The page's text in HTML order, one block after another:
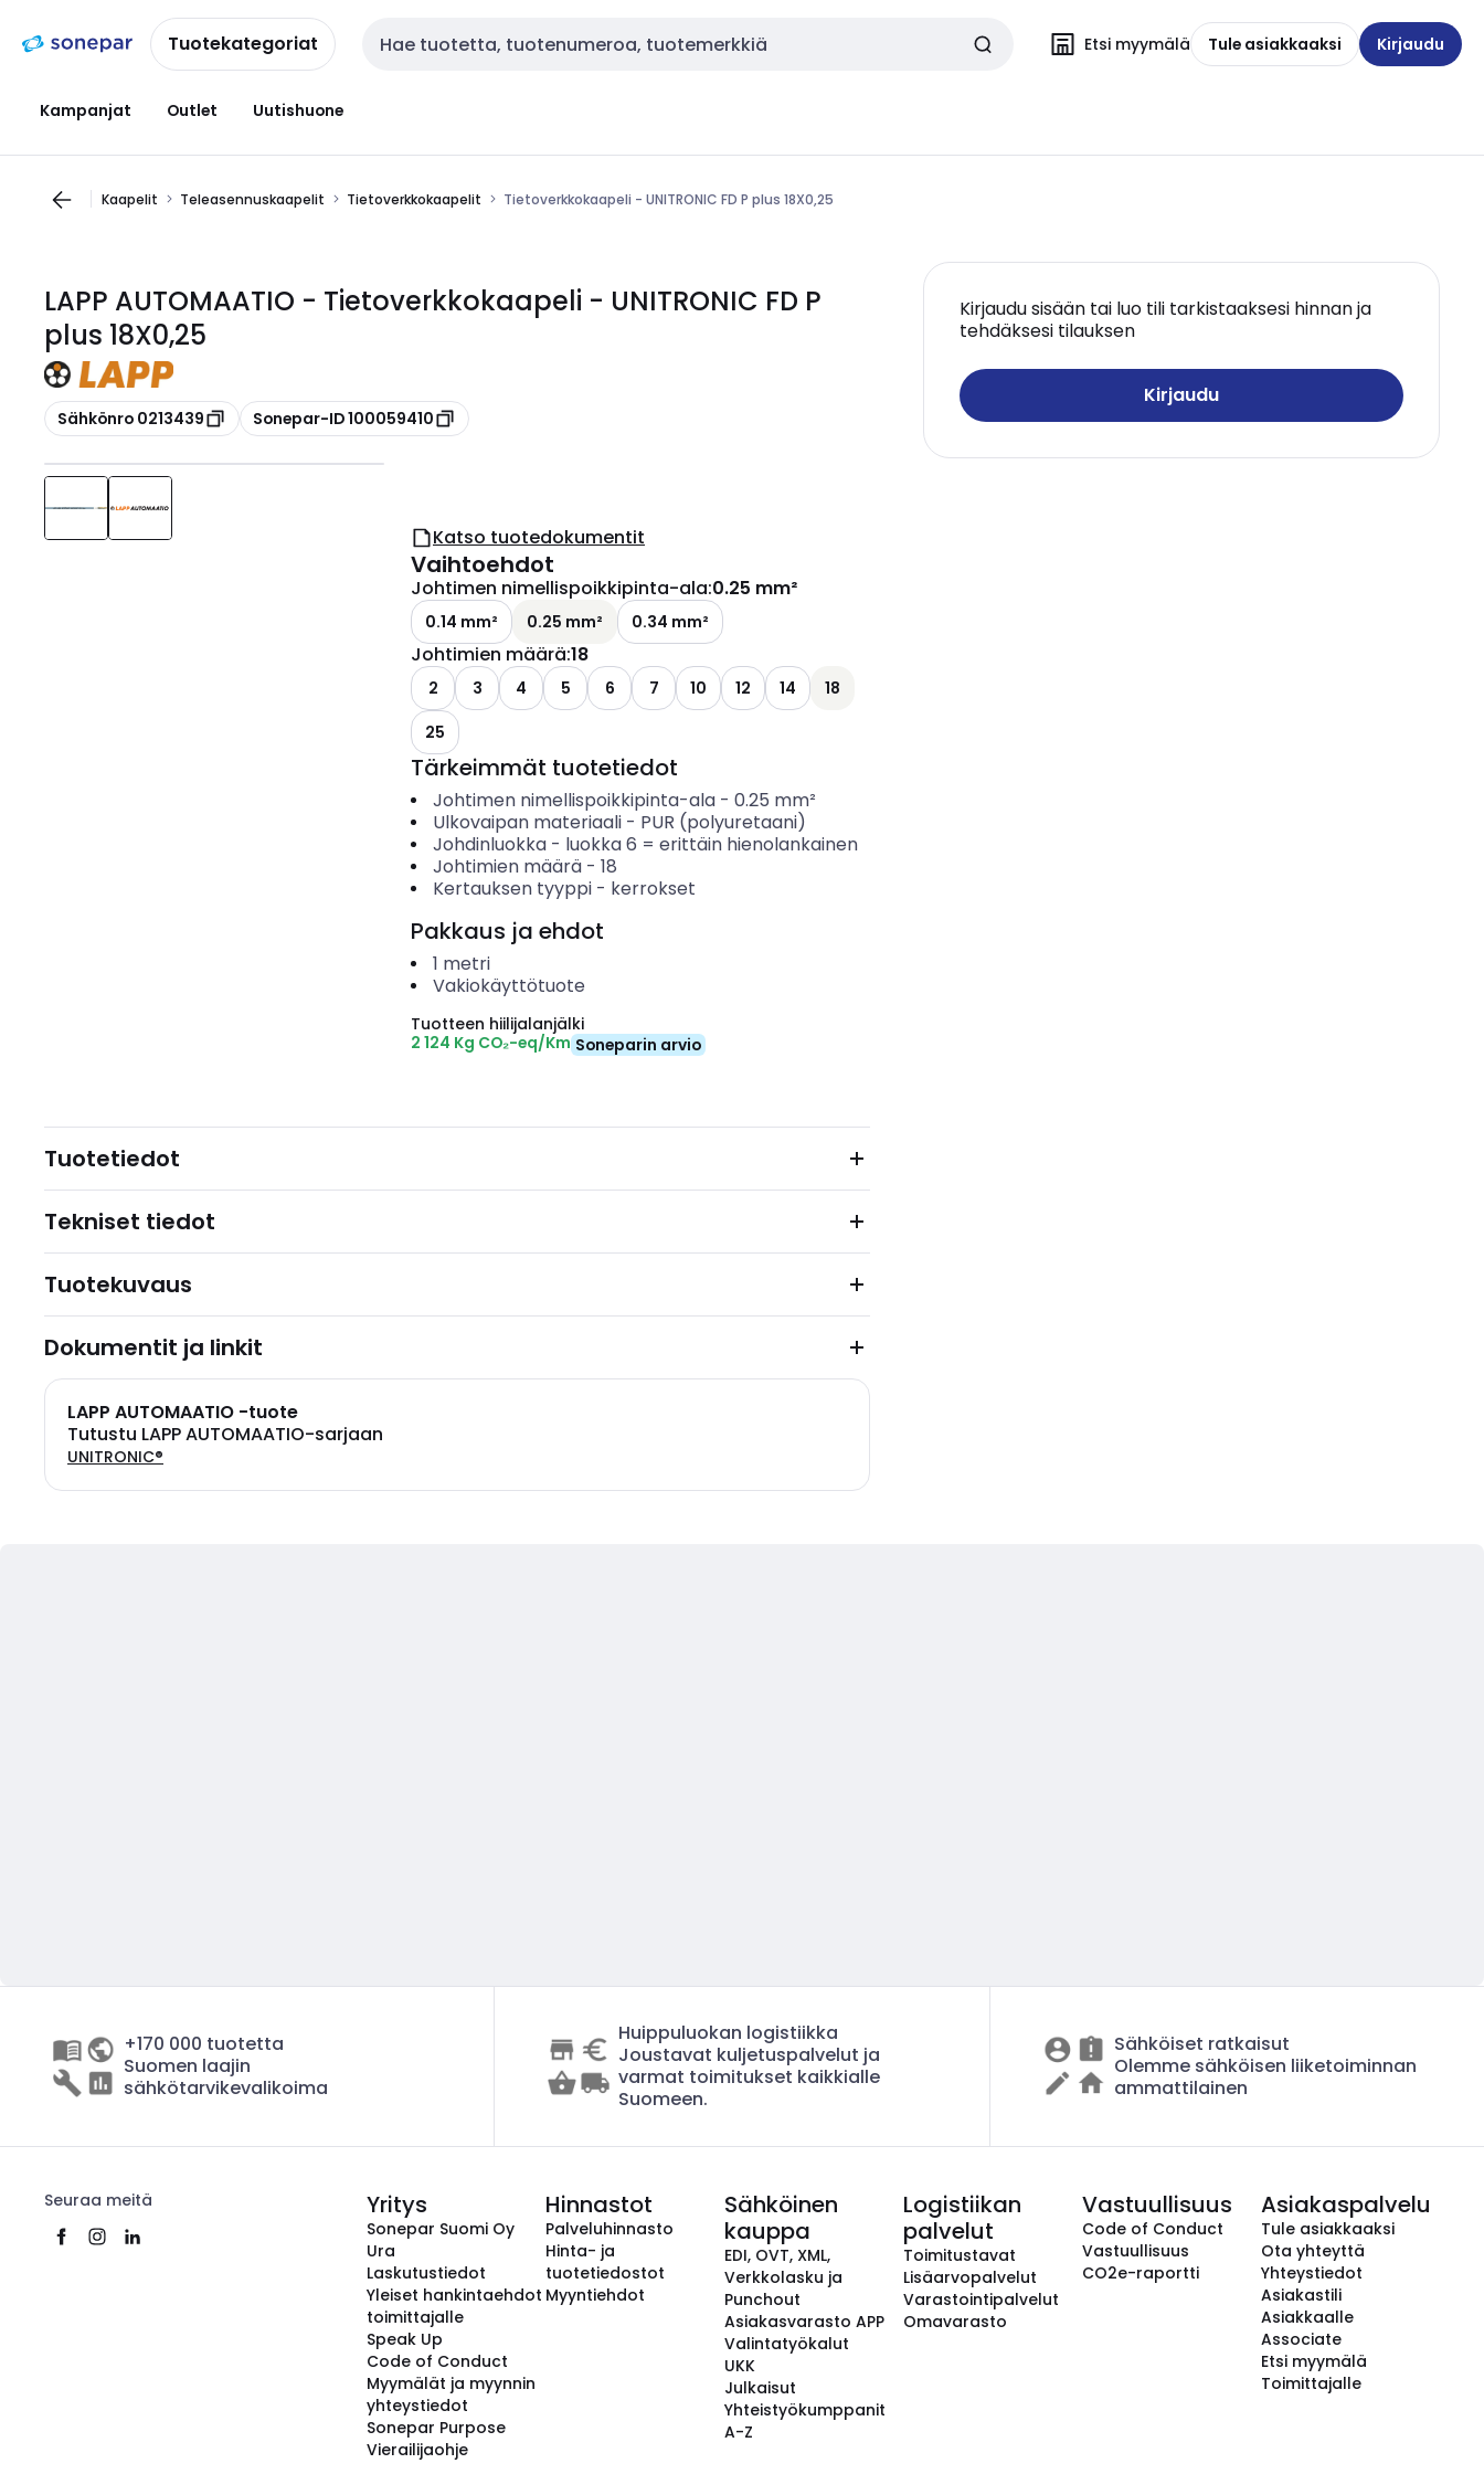
navigointiinsisältöönTuotekategoriat Haku Etsi myymälä Tule asiakkaaksi Kirjaudu
Kampanjat Outlet Uutishuone
Kaapelit Teleasennuskaapelit Tietoverkkokaapelit Tietoverkkokaapeli - UNITRONIC FD P plus 18X0,25
LAPP AUTOMAATIO - Tietoverkkokaapeli - UNITRONIC FD P
plus 18X0,25
Kopioi
Sähkönro 0213439 Kopioi
Sonepar-ID 100059410
Kirjaudu sisään tai luo tili tarkistaaksesi hinnan ja
tehdäksesi tilauksen
Kirjaudu
Katso tuotedokumentit
Vaihtoehdot
Johtimen nimellispoikkipinta-ala:0.25 mm²
0.14 mm² 0.25 mm² 0.34 mm²
Johtimien määrä:18
2 3 4 5 6 7 10 12 14
18
25
Tärkeimmät tuotetiedot
Johtimen nimellispoikkipinta-ala- 0.25 mm²
Ulkovaipan materiaali- PUR (polyuretaani)
Johdinluokka- luokka 6 = erittäin hienolankainen
Johtimien määrä- 18
Kertauksen tyyppi- kerrokset
Pakkaus ja ehdot
1 metri
Vakiokäyttötuote
Tuotteen hiilijalanjälki
2 124 Kg CO₂-eq/Km Soneparin arvio
Tuotetiedot
Tekniset tiedot
Tuotekuvaus
Dokumentit ja linkit
LAPP AUTOMAATIO -tuote
Tutustu LAPP AUTOMAATIO-sarjaan
UNITRONIC®
+170 000 tuotetta
Suomen laajin
sähkötarvikevalikoima
Huippuluokan logistiikka
Joustavat kuljetuspalvelut ja
varmat toimitukset kaikkialle
Suomeen.
Sähköiset ratkaisut
Olemme sähköisen liiketoiminnan
ammattilainen
Seuraa meitä Yritys
Sonepar Suomi Oy
Ura
Laskutustiedot
Yleiset hankintaehdot
toimittajalle
Speak Up
Code of Conduct
Myymälät ja myynnin
yhteystiedot
Sonepar Purpose
Vierailijaohje
Hinnastot
Palveluhinnasto
Hinta- ja
tuotetiedostot
Myyntiehdot
Sähköinen
kauppa
EDI, OVT, XML,
Verkkolasku ja
Punchout
Asiakasvarasto APP
Valintatyökalut
UKK
Julkaisut
Yhteistyökumppanit
A-Z
Logistiikan
palvelut
Toimitustavat
Lisäarvopalvelut
Varastointipalvelut
Omavarasto
Vastuullisuus
Code of Conduct
Vastuullisuus
CO2e-raportti
Asiakaspalvelu
Tule asiakkaaksi
Ota yhteyttä
Yhteystiedot
Asiakastili
Asiakkaalle
Associate
Etsi myymälä
Toimittajalle